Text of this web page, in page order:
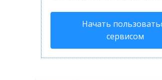
Начать
сервисом